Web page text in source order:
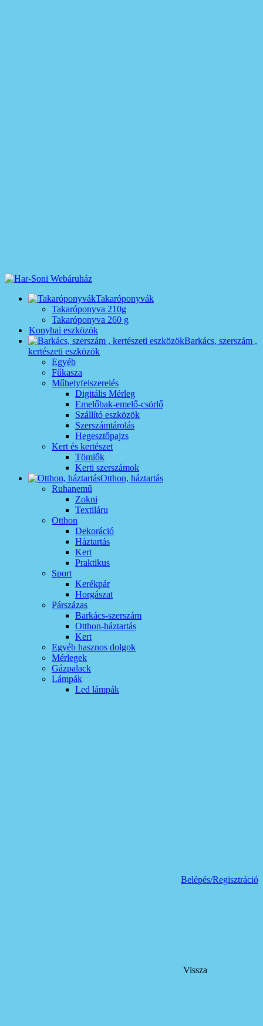
Takaróponyvák
Takaróponyva 210g
Takaróponyva 260 g
Konyhai eszközök
Barkács, szerszám ,
kertészeti eszközök
Egyéb
Fűkasza
Műhelyfelszerelés
Digitális Mérleg
Emelőbak-emelő-csörlő
Szállító eszközök
Szerszámtárolás
Hegesztőpajzs
Kert és kertészet
Tömlők
Kerti szerszámok
Otthon, háztartás
Ruhanemű
Zokni
Textiláru
Otthon
Dekoráció
Háztartás
Kert
Praktikus
Sport
Kerékpár
Horgászat
Párszázas
Barkács-szerszám
Otthon-háztartás
Kert
Egyéb hasznos dolgok
Mérlegek
Gázpalack
Lámpák
Led lámpák
Belépés/Regisztráció
Vissza